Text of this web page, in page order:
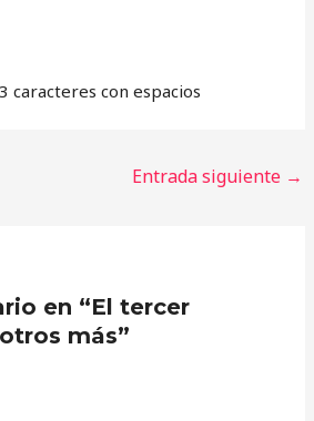
caracteres con espacios
Entrada siguiente →
en “El tercer
más”